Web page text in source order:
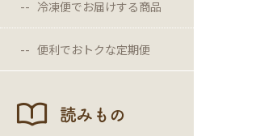
冷凍便でお届けする商品
便利でおトクな定期便
読みもの